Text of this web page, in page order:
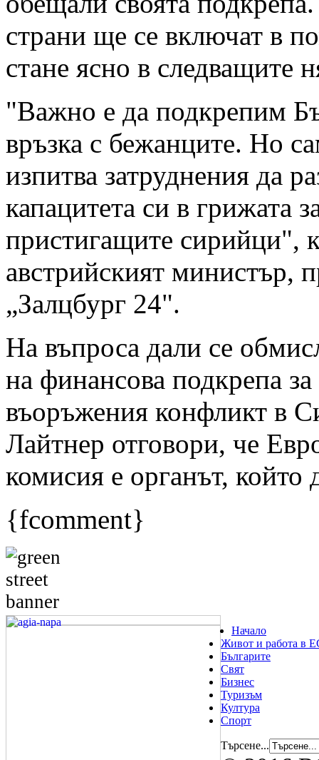
страни ще се включат в
стане ясно в следващите
"Важно е да подкрепим
връзка с бежанците. Но
изпитва затруднения да
капацитета си в грижата
пристигащите сирийци",
австрийският министър,
„Залцбург 24".
На въпроса дали се
на финансова подкрепа
въоръжения конфликт в
Лайтнер отговори, че
комисия е органът, който
{fcomment}
Начало
Живот и работа в
Българите
Свят
Бизнес
Туризъм
Култура
Спорт
Търсене...